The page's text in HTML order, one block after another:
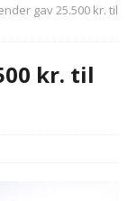
gav 25.500 kr. til
kr. til